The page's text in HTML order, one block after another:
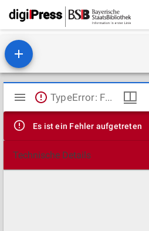
Mirador
Viewer
TypeError: Failed to fetch
Es ist ein Fehler aufgetreten
Technische Details